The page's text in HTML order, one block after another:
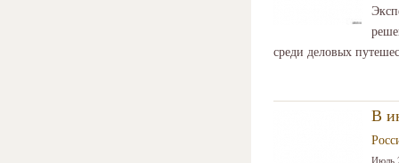
среди деловых
В
Июль